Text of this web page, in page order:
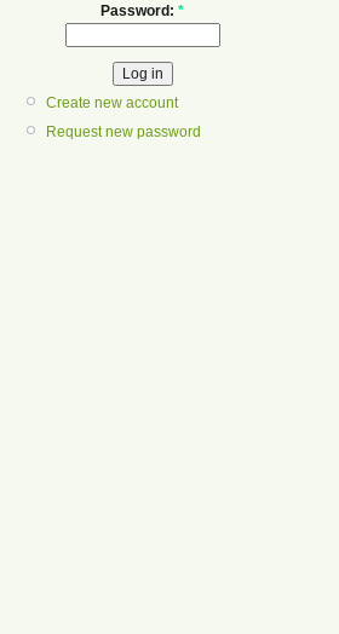
Password: *
Create new account
Request new password